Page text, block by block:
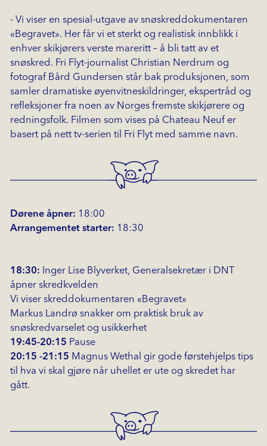
- Vi viser en spesial-utgave av snøskreddokumentaren
«Begravet». Her får vi et sterkt og realistisk innblikk i
enhver skikjørers verste mareritt – å bli tatt av et
snøskred. Fri Flyt-journalist Christian Nerdrum og
fotograf Bård Gundersen står bak produksjonen, som
samler dramatiske øyenvitneskildringer, ekspertråd og
refleksjoner fra noen av Norges fremste skikjørere og
redningsfolk. Filmen som vises på Chateau Neuf er
basert på nett tv-serien til Fri Flyt med samme navn.
Dørene åpner: 18:00
Arrangementet starter: 18:30
18:30: Inger Lise Blyverket, Generalsekretær i DNT
åpner skredkvelden
Vi viser skreddokumentaren «Begravet»
Markus Landrø snakker om praktisk bruk av
snøskredvarselet og usikkerhet
19:45-20:15 Pause
20:15 -21:15 Magnus Wethal gir gode førstehjelps tips
til hva vi skal gjøre når uhellet er ute og skredet har
gått.